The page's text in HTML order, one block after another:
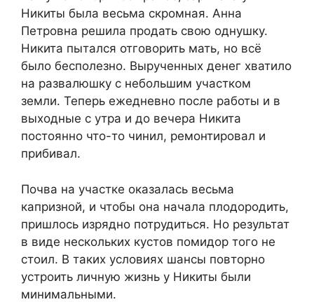
Никиты была весьма скромная. Анна
Петровна решила продать свою однушку.
Никита пытался отговорить мать, но всё
было бесполезно. Вырученных денег хватило
на развалюшку с небольшим участком
земли. Теперь ежедневно после работы и в
выходные с утра и до вечера Никита
постоянно что-то чинил, ремонтировал и
прибивал.
Почва на участке оказалась весьма
капризной, и чтобы она начала плодородить,
пришлось изрядно потрудиться. Но результат
в виде нескольких кустов помидор того не
стоил. В таких условиях шансы повторно
устроить личную жизнь у Никиты были
минимальными.